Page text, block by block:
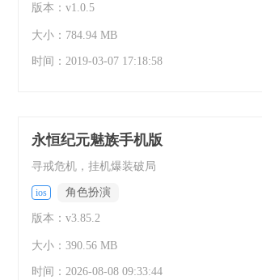
版本：v1.0.5
大小：784.94 MB
时间： 2019-03-07 17:18:58
永恒纪元魅族手机版
寻戒危机，挂机爆装破局
ios 角色扮演
版本：v3.85.2
大小：390.56 MB
时间： 2026-08-08 09:33:44